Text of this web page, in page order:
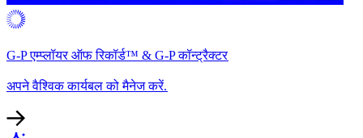
G-P एम्प्लॉयर ऑफ रिकॉर्ड™ & G-P कॉन्ट्रैक्टर​​
अपने वैश्विक कार्यबल को मैनेज करें.​​